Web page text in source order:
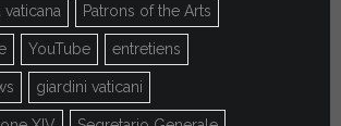
Patrons of the Arts
YouTube entretiens
giardini vaticani